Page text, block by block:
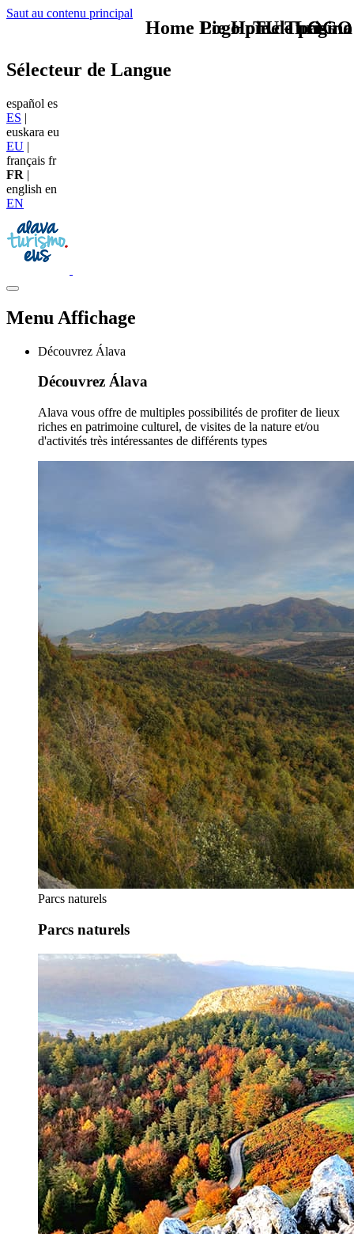
Saut au contenu principal
TU - LOGO
Sélecteur de Langue
español es
ES |
euskara eu
EU |
français fr
FR |
english en
EN
Menu Affichage
Découvrez Álava
Découvrez Álava
Alava vous offre de multiples possibilités de profiter de lieux
riches en patrimoine culturel, de visites de la nature et/ou
d'activités très intéressantes de différents types
Parcs naturels
Parcs naturels
Home Logo pie de página
Pie Home Turismo